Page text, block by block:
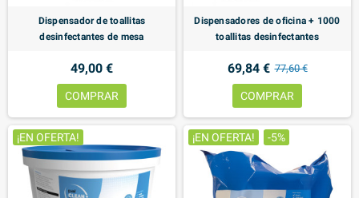
Dispensador de toallitas
desinfectantes de mesa
49,00 €
COMPRAR
Dispensadores de oficina + 1000
toallitas desinfectantes
69,84 € 77,60 €
COMPRAR
¡EN OFERTA! ¡EN OFERTA! -5%